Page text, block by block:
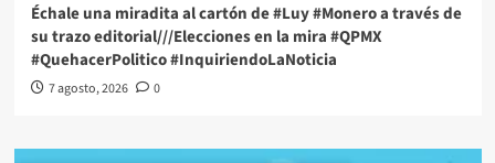
Échale una miradita al cartón de #Luy #Monero a través de
su trazo editorial///Elecciones en la mira #QPMX
#QuehacerPolitico #InquiriendoLaNoticia
7 agosto, 2026 0